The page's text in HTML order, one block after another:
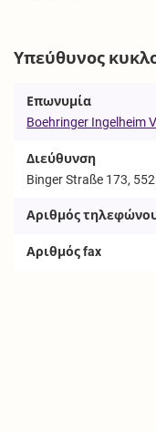
Υπεύθυνος
Επωνυμία
Boehringer Ingelheim
Διεύθυνση
Binger Straße 173,
Αριθμός
Αριθμός fax